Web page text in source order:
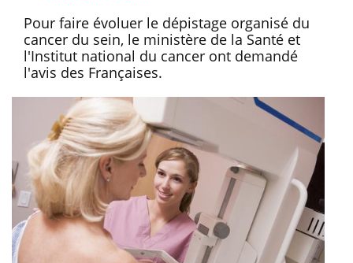
Pour faire évoluer le dépistage organisé du
cancer du sein, le ministère de la Santé et
l'Institut national du cancer ont demandé
l'avis des Françaises.